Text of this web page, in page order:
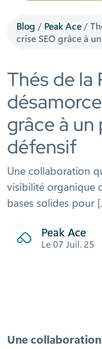
Blog / Peak Ace /
crise SEO grâce à
Thés de la
grâce à un
défensif
Une collaboration
visibilité organique
bases solides pour
Peak Ace
Le 07 Juil. 25
Une